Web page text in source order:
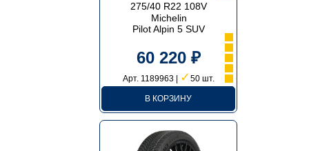
275/40 R22 108V
Michelin
Pilot Alpin 5 SUV
60 220 ₽
Арт. 1189963 | ✓ 50 шт.
В КОРЗИНУ